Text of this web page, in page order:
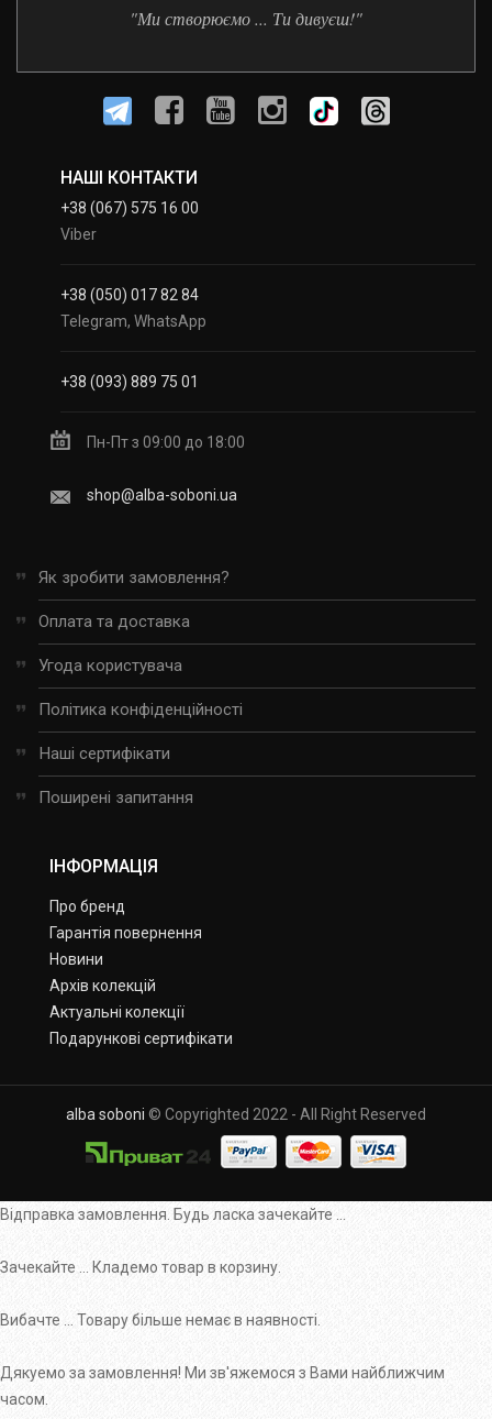
"Ми створюємо ... Ти дивуєш!"
НАШІ КОНТАКТИ
+38 (067) 575 16 00
Viber
+38 (050) 017 82 84
Telegram, WhatsApp
+38 (093) 889 75 01
Пн-Пт з 09:00 до 18:00
shop@alba-soboni.ua
Як зробити замовлення?
Оплата та доставка
Угода користувача
Політика конфіденційності
Наші сертифікати
Поширені запитання
ІНФОРМАЦІЯ
Про бренд
Гарантія повернення
Новини
Архів колекцій
Актуальні колекції
Подарункові сертифікати
alba soboni © Copyrighted 2022 - All Right Reserved
Відправка замовлення. Будь ласка зачекайте ...
Зачекайте ... Кладемо товар в корзину.
Вибачте ... Товару більше немає в наявності.
Дякуемо за замовлення! Ми зв'яжемося з Вами найближчим
часом.